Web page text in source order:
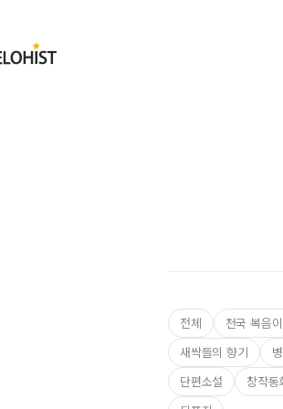
Submit
전체
천국 복음
새싹들의 향기
단편소설
창작동